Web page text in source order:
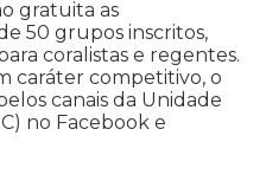
gratuita as
50 grupos inscritos,
coralistas e regentes.
caráter competitivo, o
canais da Unidade
no Facebook e